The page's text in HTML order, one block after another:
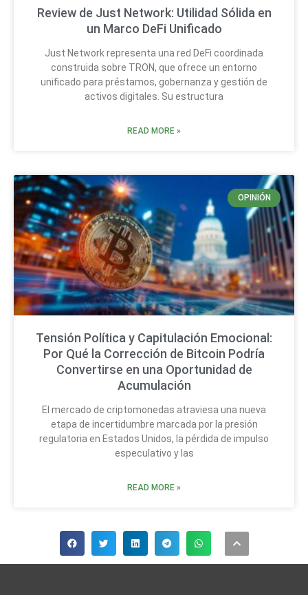
Review de Just Network: Utilidad Sólida en
un Marco DeFi Unificado
Just Network representa una red DeFi coordinada
construida sobre TRON, que ofrece un entorno
unificado para préstamos, gobernanza y gestión de
activos digitales. Su estructura
READ MORE »
OPINIÓN
Tensión Política y Capitulación Emocional:
Por Qué la Corrección de Bitcoin Podría
Convertirse en una Oportunidad de
Acumulación
El mercado de criptomonedas atraviesa una nueva
etapa de incertidumbre marcada por la presión
regulatoria en Estados Unidos, la pérdida de impulso
especulativo y las
READ MORE »